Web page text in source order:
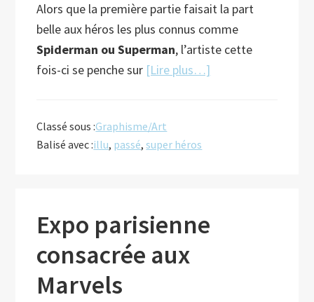
Alors que la première partie faisait la part
belle aux héros les plus connus comme
Spiderman ou Superman, l’artiste cette
fois-ci se penche sur [Lire plus…]
Classé sous :Graphisme/Art
Balisé avec :illu, passé,super héros
Expo parisienne
consacrée aux
Marvels